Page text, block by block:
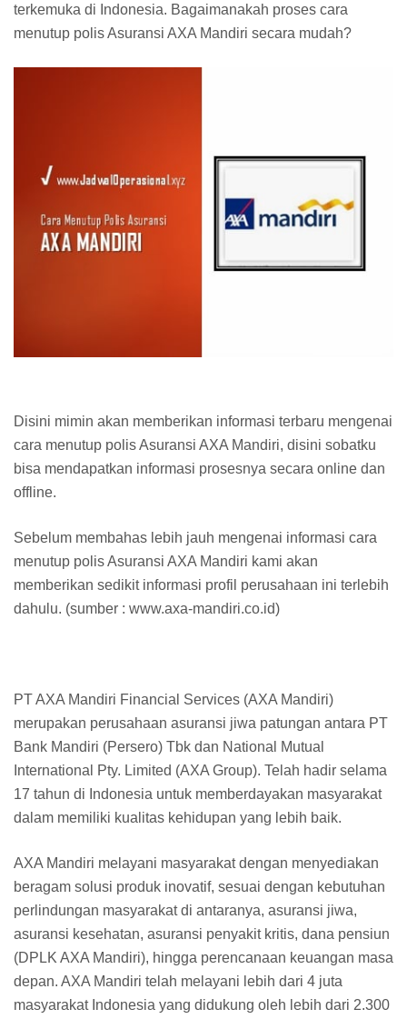
terkemuka di Indonesia. Bagaimanakah proses cara
menutup polis Asuransi AXA Mandiri secara mudah?
Disini mimin akan memberikan informasi terbaru mengenai
cara menutup polis Asuransi AXA Mandiri, disini sobatku
bisa mendapatkan informasi prosesnya secara online dan
offline.
Sebelum membahas lebih jauh mengenai informasi cara
menutup polis Asuransi AXA Mandiri kami akan
memberikan sedikit informasi profil perusahaan ini terlebih
dahulu. (sumber : www.axa-mandiri.co.id)
PT AXA Mandiri Financial Services (AXA Mandiri)
merupakan perusahaan asuransi jiwa patungan antara PT
Bank Mandiri (Persero) Tbk dan National Mutual
International Pty. Limited (AXA Group). Telah hadir selama
17 tahun di Indonesia untuk memberdayakan masyarakat
dalam memiliki kualitas kehidupan yang lebih baik.
AXA Mandiri melayani masyarakat dengan menyediakan
beragam solusi produk inovatif, sesuai dengan kebutuhan
perlindungan masyarakat di antaranya, asuransi jiwa,
asuransi kesehatan, asuransi penyakit kritis, dana pensiun
(DPLK AXA Mandiri), hingga perencanaan keuangan masa
depan. AXA Mandiri telah melayani lebih dari 4 juta
masyarakat Indonesia yang didukung oleh lebih dari 2.300